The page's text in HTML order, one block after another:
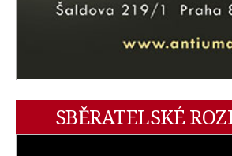
SBĚRATELSKÉ